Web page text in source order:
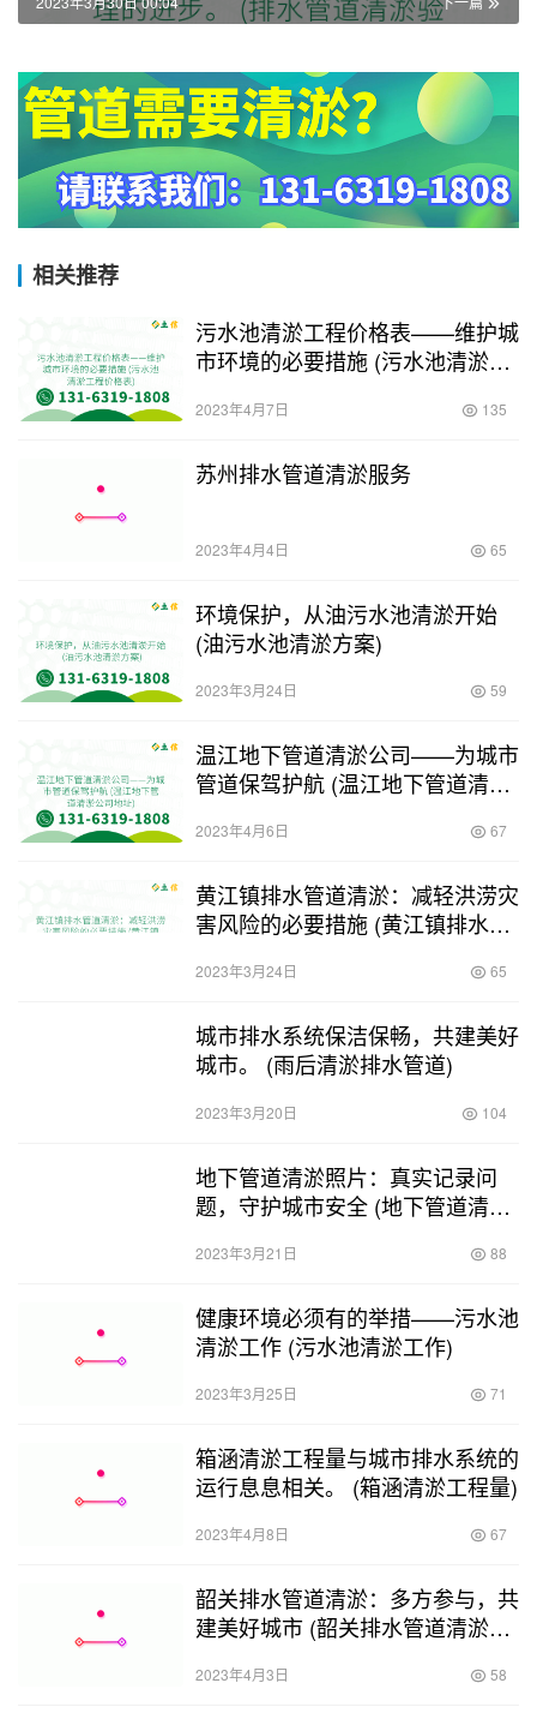
相关推荐
污水池清淤工程价格表——维护城
市环境的必要措施 (污水池清淤工
2023年4月7日 135
苏州排水管道清淤服务
2023年4月4日 65
环境保护，从油污水池清淤开始
(油污水池清淤方案)
2023年3月24日 59
温江地下管道清淤公司——为城市
管道保驾护航 (温江地下管道清淤
2023年4月6日 67
黄江镇排水管道清淤：减轻洪涝灾
害风险的必要措施 (黄江镇排水管
2023年3月24日 65
城市排水系统保洁保畅，共建美好
城市。 (雨后清淤排水管道)
2023年3月20日 104
地下管道清淤照片：真实记录问
题，守护城市安全 (地下管道清淤
2023年3月21日 88
健康环境必须有的举措——污水池
清淤工作 (污水池清淤工作)
2023年3月25日 71
箱涵清淤工程量与城市排水系统的
运行息息相关。 (箱涵清淤工程量)
2023年4月8日 67
韶关排水管道清淤：多方参与，共
建美好城市 (韶关排水管道清淤谁
2023年4月3日 58